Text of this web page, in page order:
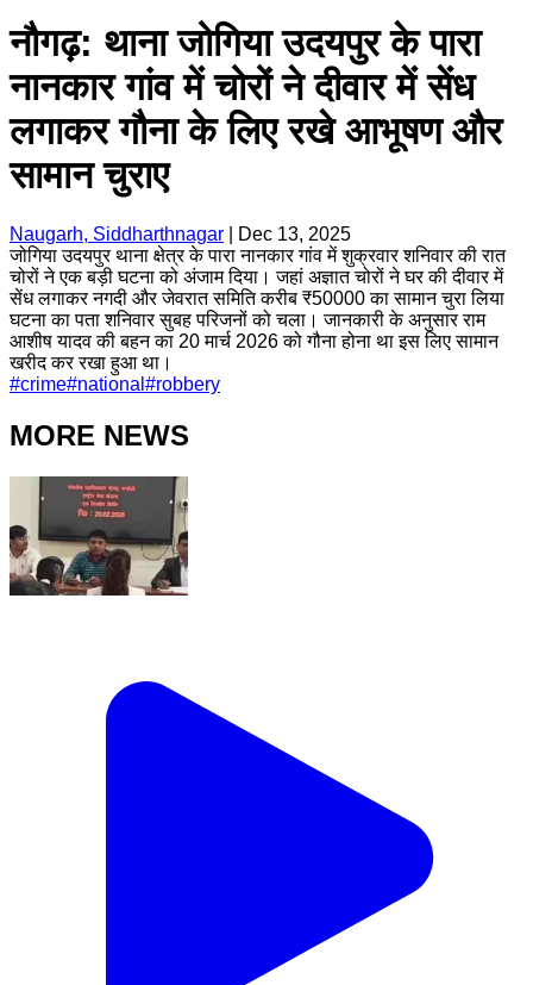
नौगढ़: थाना जोगिया उदयपुर के पारा
नानकार गांव में चोरों ने दीवार में सेंध
लगाकर गौना के लिए रखे आभूषण और
सामान चुराए
Naugarh, Siddharthnagar
Dec 13, 2025
जोगिया उदयपुर थाना क्षेत्र के पारा नानकार गांव में शुक्रवार शनिवार की रात
चोरों ने एक बड़ी घटना को अंजाम दिया। जहां अज्ञात चोरों ने घर की दीवार में
सेंध लगाकर नगदी और जेवरात समिति करीब ₹50000 का सामान चुरा लिया
घटना का पता शनिवार सुबह परिजनों को चला। जानकारी के अनुसार राम
आशीष यादव की बहन का 20 मार्च 2026 को गौना होना था इस लिए सामान
खरीद कर रखा हुआ था।
#crime#national #robbery
MORE NEWS